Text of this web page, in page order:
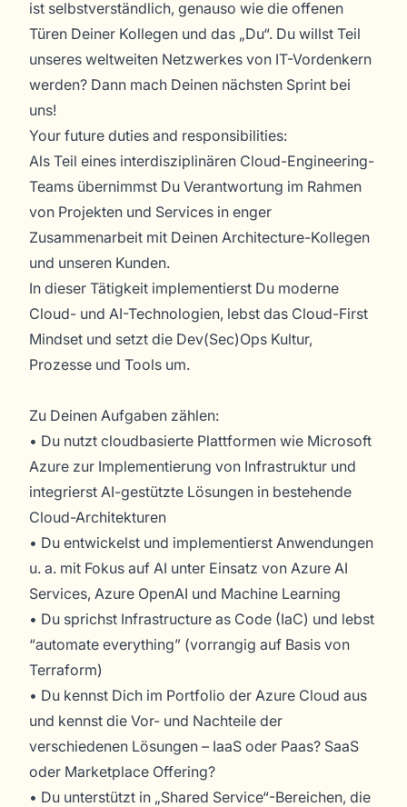
ist selbstverständlich, genauso wie die offenen
Türen Deiner Kollegen und das „Du“. Du willst Teil
unseres weltweiten Netzwerkes von IT-Vordenkern
werden? Dann mach Deinen nächsten Sprint bei
uns!
Your future duties and responsibilities:
Als Teil eines interdisziplinären Cloud-Engineering-
Teams übernimmst Du Verantwortung im Rahmen
von Projekten und Services in enger
Zusammenarbeit mit Deinen Architecture-Kollegen
und unseren Kunden.
In dieser Tätigkeit implementierst Du moderne
Cloud- und AI-Technologien, lebst das Cloud-First
Mindset und setzt die Dev(Sec)Ops Kultur,
Prozesse und Tools um.
Zu Deinen Aufgaben zählen:
• Du nutzt cloudbasierte Plattformen wie Microsoft
Azure zur Implementierung von Infrastruktur und
integrierst AI-gestützte Lösungen in bestehende
Cloud-Architekturen
• Du entwickelst und implementierst Anwendungen
u. a. mit Fokus auf AI unter Einsatz von Azure AI
Services, Azure OpenAI und Machine Learning
• Du sprichst Infrastructure as Code (IaC) und lebst
“automate everything” (vorrangig auf Basis von
Terraform)
• Du kennst Dich im Portfolio der Azure Cloud aus
und kennst die Vor- und Nachteile der
verschiedenen Lösungen – IaaS oder Paas? SaaS
oder Marketplace Offering?
• Du unterstützt in „Shared Service“-Bereichen, die